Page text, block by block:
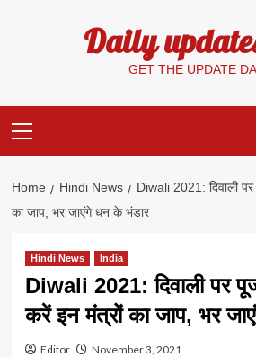
Daily
GET THE UPDATE
Menu
Home Hindi News
Diwali 2021: दिवाली
का जाप, भर जाएंगे धन के भंडार
Hindi News India
Diwali 2021: दिवाली पर
करें इन मंत्रों का जाप, भर
Editor November 3, 2021